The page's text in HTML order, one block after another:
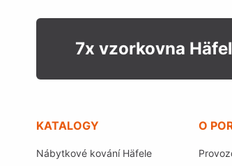
7x vzorkovna
KATALOGY
Nábytkové kování Häfele
O